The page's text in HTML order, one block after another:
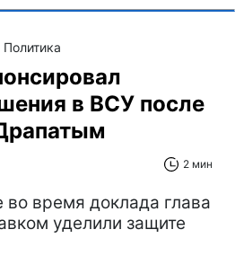
Политика
в ВСУ после
2 мин
время доклада глава
уделили защите